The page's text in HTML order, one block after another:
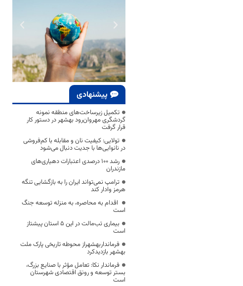
پیشنهادی
تکمیل زیرساخت‌های منطقه نمونه
گردشگری مهروان‌رود بهشهر در دستور کار
قرار گرفت
تولایی: کیفیت نان و مقابله با کم‌فروشی
در نانوایی‌ها با جدیت دنبال می‌شود
رشد ۱۰۰ درصدی اعتبارات دهیاری‌های
مازندران
ترامپ نمی‌تواند ایران را به بازگشایی تنگه
هرمز وادار کند
اقدام به محاصره، به منزله توسعه جنگ
است
بیماری تب‌مالت در این ۵ استان پیشتاز
است
فرمانداربهشهراز محوطه تاریخی پارک ملت
بهشهر بازدیدکرد
فرماندار نکا: تعامل مؤثر با صنایع بزرگ،
بستر توسعه و رونق اقتصادی شهرستان
است